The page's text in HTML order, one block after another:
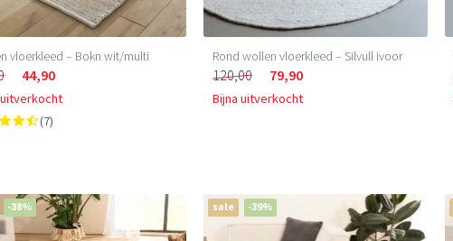
vloerkleed – Bokn wit/multi
44,90
(7)
Rond wollen vloerkleed – Silvull ivoor
120,00 79,90
Bijna uitverkocht
-38% sale -39%